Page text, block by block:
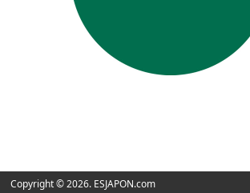
Copyright © 2026. ESJAPON.com